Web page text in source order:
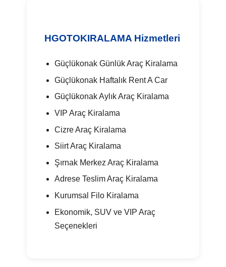
HGOTOKIRALAMA Hizmetleri
Güçlükonak Günlük Araç Kiralama
Güçlükonak Haftalık Rent A Car
Güçlükonak Aylık Araç Kiralama
VIP Araç Kiralama
Cizre Araç Kiralama
Siirt Araç Kiralama
Şırnak Merkez Araç Kiralama
Adrese Teslim Araç Kiralama
Kurumsal Filo Kiralama
Ekonomik, SUV ve VIP Araç
Seçenekleri